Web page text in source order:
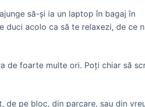
să-şi ia un laptop în bagaj în
duci acolo ca să te relaxezi, de ce
de foarte multe ori. Poţi chiar să
de pe bloc, din parcare, sau din